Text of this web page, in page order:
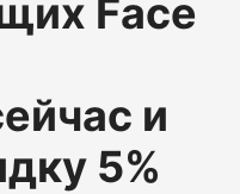
Face
и
5%